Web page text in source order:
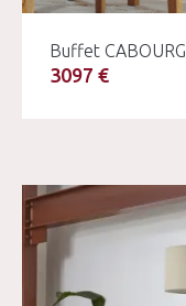
Buffet CABOURG
3097 €